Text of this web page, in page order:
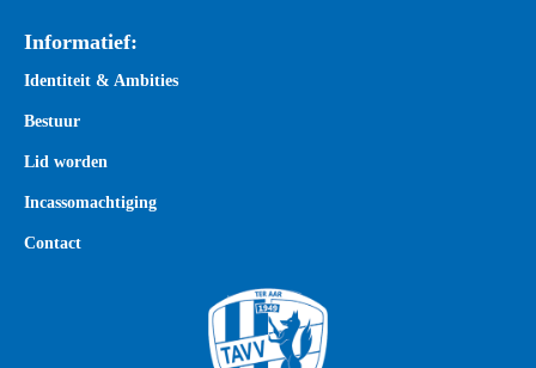
Informatief:
Identiteit & Ambities
Bestuur
Lid worden
Incassomachtiging
Contact